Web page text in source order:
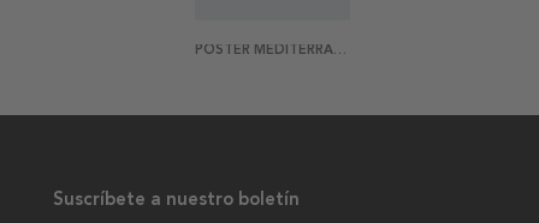
POSTER MEDITERRANEA
Suscríbete a nuestro boletín